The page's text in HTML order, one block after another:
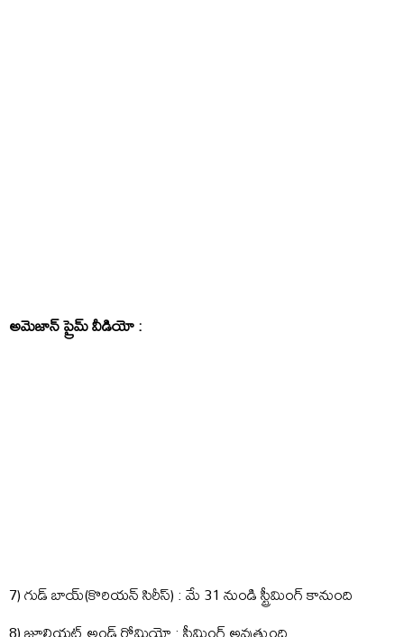
అమెజాన్ ప్రైమ్ వీడియో :
7) గుడ్ బాయ్(కొరియన్ సిరీస్) : మే 31 నుండి స్ట్రీమింగ్ కానుంది